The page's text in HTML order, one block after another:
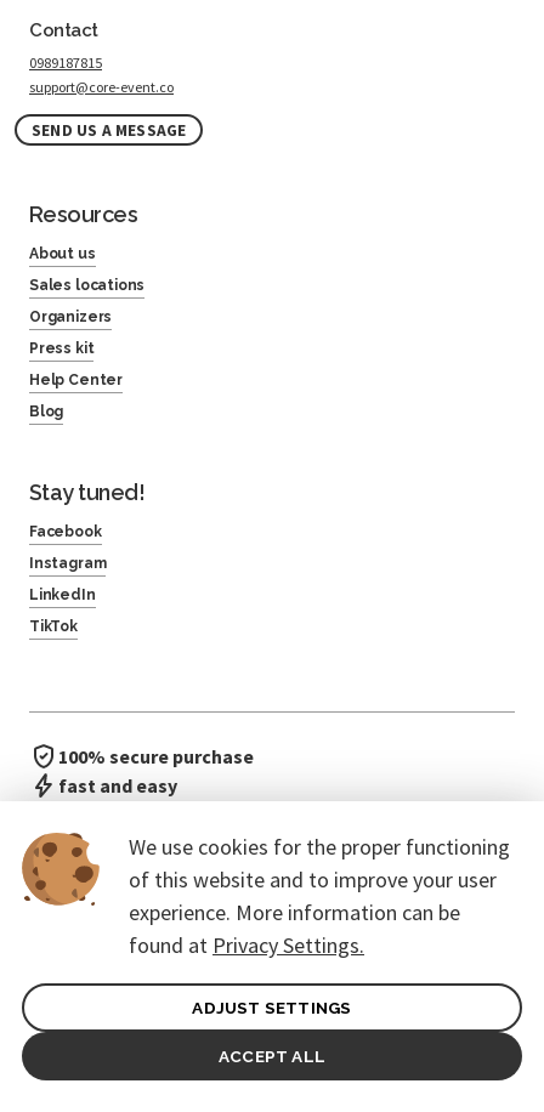
We use cookies for the proper functioning
of this website and to improve your user
experience. More information can be
found at Privacy Settings.
ADJUST SETTINGS
ACCEPT ALL
Contact
0989187815
support@core-event.co
SEND US A MESSAGE
Resources
About us
Sales locations
Organizers
Press kit
Help Center
Blog
Stay tuned!
Facebook
Instagram
LinkedIn
TikTok
100% secure purchase
fast and easy
General terms of contract for Customers
Protection of personal data
© 2026. CoreEvent